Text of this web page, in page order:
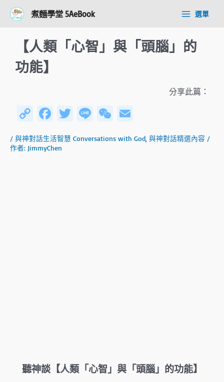
煮麵學堂 5AeBook
Main選單
【人類「心智」與「頭腦」的
功能】
分享此篇：
C
py
Fa
b
T
tt
Li
e
W
C
ail
/ 與神對話生活智慧 Conversations with God 與神對話精選內容 /
作者: JimmyChen
聽神談【人類「心智」與「頭腦」的功能】
navigation